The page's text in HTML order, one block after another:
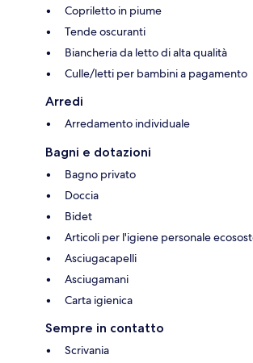
Copriletto in piume
Tende oscuranti
Biancheria da letto di alta qualità
Culle/letti per bambini a pagamento
Arredi
Arredamento individuale
Bagni e dotazioni
Bagno privato
Doccia
Bidet
Articoli per l'igiene personale
Asciugacapelli
Asciugamani
Carta igienica
Sempre in contatto
Scrivania